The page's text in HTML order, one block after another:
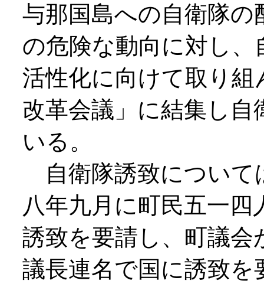
与那国島への自衛隊
の危険な動向に対し
活性化に向けて取り
改革会議」に結集し
いる。
自衛隊誘致について
八年九月に町民五一
誘致を要請し、町議会
議長連名で国に誘致